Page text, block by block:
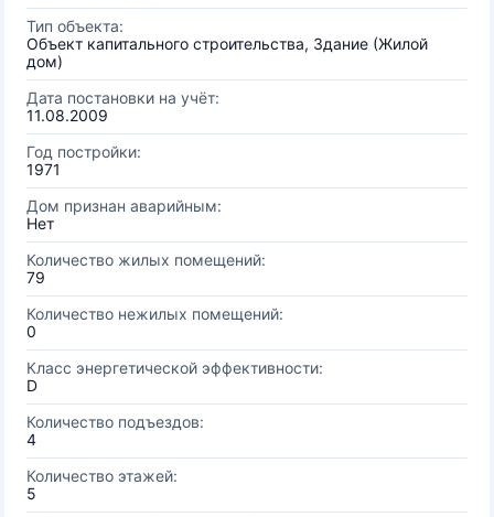
Тип объекта:
Объект капитального строительства, Здание (Жилой
дом)
Дата постановки на учёт:
11.08.2009
Год постройки:
1971
Дом признан аварийным:
Нет
Количество жилых помещений:
79
Количество нежилых помещений:
0
Класс энергетической эффективности:
D
Количество подъездов:
4
Количество этажей:
5